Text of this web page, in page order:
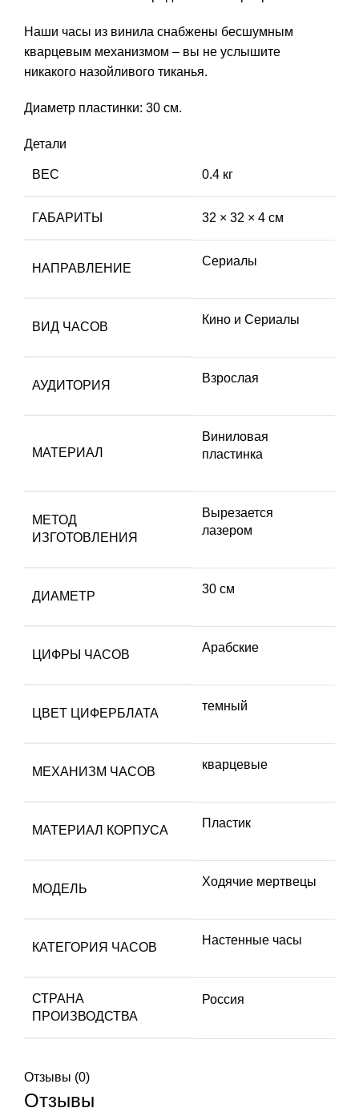
Наши часы из винила снабжены бесшумным
кварцевым механизмом – вы не услышите
никакого назойливого тиканья.
Диаметр пластинки: 30 см.
Детали
ВЕС 0.4 кг
ГАБАРИТЫ 32 × 32 × 4 см
НАПРАВЛЕНИЕ
Сериалы
ВИД ЧАСОВ
Кино и Сериалы
АУДИТОРИЯ
Взрослая
МАТЕРИАЛ
Виниловая
пластинка
МЕТОД
ИЗГОТОВЛЕНИЯ
Вырезается
лазером
ДИАМЕТР
30 см
ЦИФРЫ ЧАСОВ
Арабские
ЦВЕТ ЦИФЕРБЛАТА
темный
МЕХАНИЗМ ЧАСОВ
кварцевые
МАТЕРИАЛ КОРПУСА
Пластик
МОДЕЛЬ
Ходячие мертвецы
КАТЕГОРИЯ ЧАСОВ
Настенные часы
СТРАНА
ПРОИЗВОДСТВА
Россия
Отзывы (0)
Отзывы